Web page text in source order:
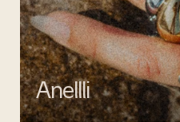
Anellli
Scopri la collezione di anelli